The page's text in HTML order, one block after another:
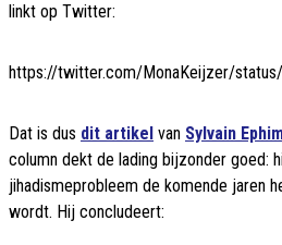
linkt op Twitter:
https://twitter.com/MonaKeijzer/
Dat is dus dit artikel van Sylvain
column dekt de lading bijzonder goed:
jihadismeprobleem de komende jaren
wordt. Hij concludeert: